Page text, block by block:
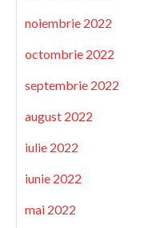
noiembrie 2022
octombrie 2022
septembrie 2022
august 2022
iulie 2022
iunie 2022
mai 2022